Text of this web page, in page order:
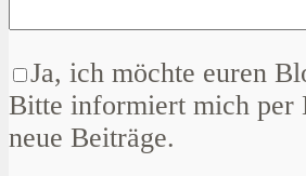
Ja, ich möchte euren
Bitte informiert mich per
neue Beiträge.